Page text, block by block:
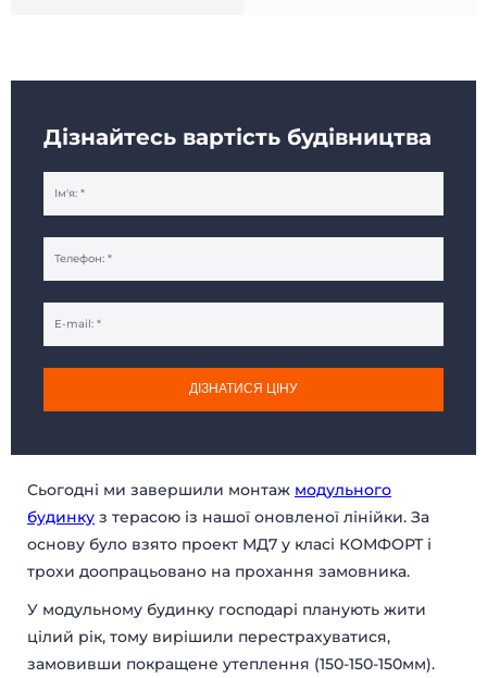
ДАЧНІ БУДИНКИ
МОДУЛЬНІ ОФІСИ
САНІТАРНІ БЛОКИ
МОДУЛЬНІ ПРАЛЬНІ
ПОСТИ ОХОРОНИ
ТОРГОВІ ПАВІЛЬЙОНИ
Дізнайтесь вартість будівництва
ДІЗНАТИСЯ ЦІНУ
Сьогодні ми завершили монтаж модульного
будинку з терасою iз нашої оновленої лінійки. За
основу було взято проект МД7 у класі КОМФОРТ і
трохи доопрацьовано на прохання замовника.
У модульному будинку господарі планують жити
цілий рік, тому вирішили перестрахуватися,
замовивши покращене утеплення (150-150-150мм).